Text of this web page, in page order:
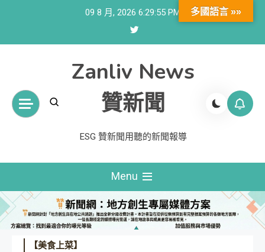
09 8 月, 2026 6:29:55 PM
Zanliv News
贊新聞
ESG 贊新聞用聽的新聞報導
Menu
【美食上菜】
多國語言 »»